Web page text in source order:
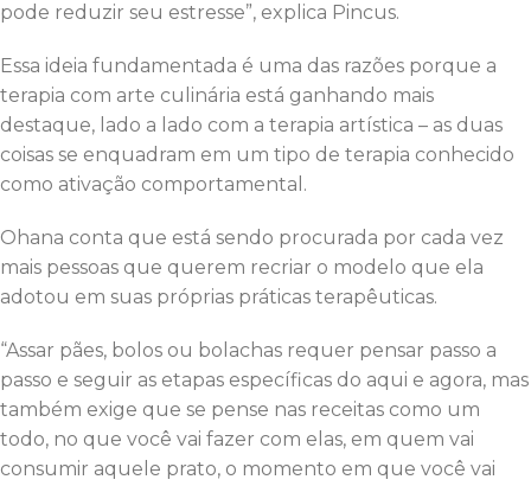
pode reduzir seu estresse”, explica Pincus.
Essa ideia fundamentada é uma das razões porque a
terapia com arte culinária está ganhando mais
destaque, lado a lado com a terapia artística – as duas
coisas se enquadram em um tipo de terapia conhecido
como ativação comportamental.
Ohana conta que está sendo procurada por cada vez
mais pessoas que querem recriar o modelo que ela
adotou em suas próprias práticas terapêuticas.
“Assar pães, bolos ou bolachas requer pensar passo a
passo e seguir as etapas específicas do aqui e agora, mas
também exige que se pense nas receitas como um
todo, no que você vai fazer com elas, em quem vai
consumir aquele prato, o momento em que você vai